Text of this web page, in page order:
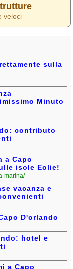
veloci
sulla
Minuto
contributo
a Capo
isole Eolie!
marina/
vacanza e
D'orlando
hotel e
a Capo